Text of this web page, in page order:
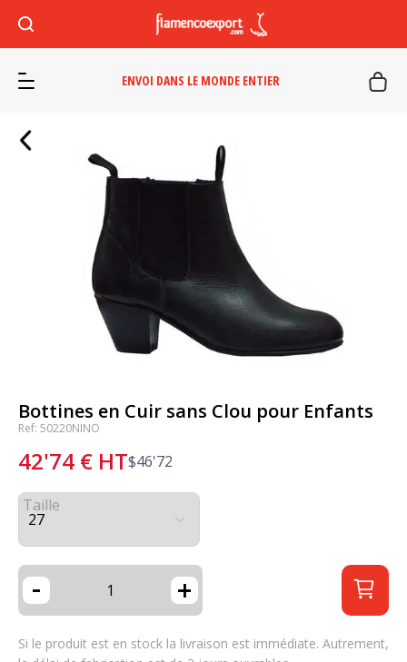
ENVOI DANS LE MONDE ENTIER
Bottines en Cuir sans Clou pour Enfants
Ref: 50220NINO
42'74 € HT$46'72
Taille
- +
Si le produit est en stock la livraison est immédiate. Autrement,